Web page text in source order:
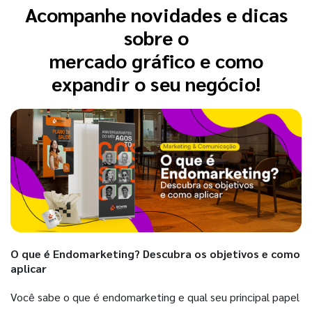
Acompanhe novidades e dicas
sobre o
mercado gráfico e como
expandir o seu negócio!
O que é Endomarketing? Descubra os objetivos e como
aplicar
Você sabe o que é endomarketing e qual seu principal papel